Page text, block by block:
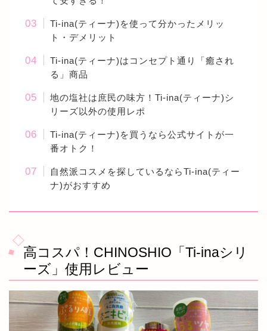
Ti-ina(ティーナ)を使って分かったメリッ
ト・デメリット
Ti-ina(ティーナ)はコンセプト通り「癒され
る」商品
地の塩社は庶民の味方！Ti-ina(ティーナ)シ
リーズ以外の使用レポ
Ti-ina(ティーナ)を買うなら公式サイトが一
番オトク！
自然派コスメを探しているならTi-ina(ティー
ナ)がおすすめ
高コスパ！CHINOSHIO「Ti-inaシリ
ーズ」使用レビュー